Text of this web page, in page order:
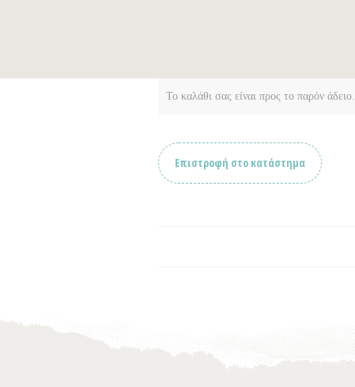
Το καλάθι σας είναι προς το παρόν άδειο.
Επιστροφή στο κατάστημα